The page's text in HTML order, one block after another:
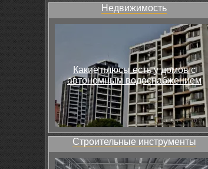
Недвижимость
Какие плюсы есть у домов с
автономным водоснабжением
Строительные инструменты